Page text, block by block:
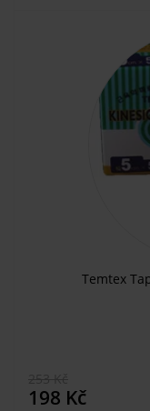
Temtex
198 Kč